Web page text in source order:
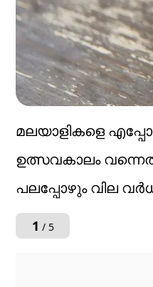
മലയാളികളെ
ഉത്സവകാലം
പലപ്പോഴും വില
1 / 5